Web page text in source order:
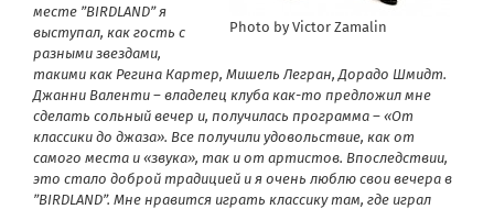
Photo by Victor Zamalin
месте ”BIRDLAND” я
выступал, как гость с
разными звездами,
такими как Регина Картер, Мишель Легран, Дорадо Шмидт.
Джанни Валенти – владелец клуба как-то предложил мне
сделать сольный вечер и, получилась программа – «От
классики до джаза». Все получили удовольствие, как от
самого места и «звука», так и от артистов. Впоследствии,
это стало доброй традицией и я очень люблю свои вечера в
”BIRDLAND”. Мне нравится играть классику там, где играл